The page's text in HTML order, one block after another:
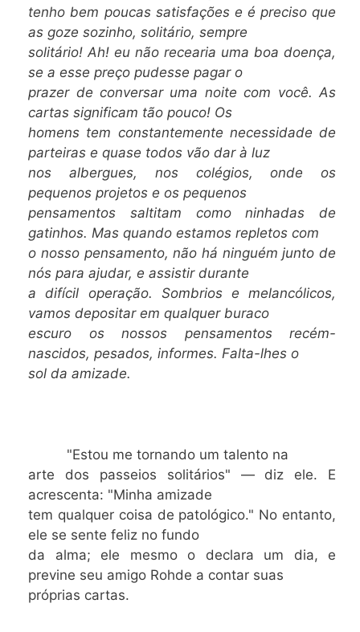
tenho bem poucas satisfações e é preciso que
as goze sozinho, solitário, sempre
solitário! Ah! eu não recearia uma boa doença,
se a esse preço pudesse pagar o
prazer de conversar uma noite com você. As
cartas significam tão pouco! Os
homens tem constantemente necessidade de
parteiras e quase todos vão dar à luz
nos albergues, nos colégios, onde os
pequenos projetos e os pequenos
pensamentos saltitam como ninhadas de
gatinhos. Mas quando estamos repletos com
o nosso pensamento, não há ninguém junto de
nós para ajudar, e assistir durante
a difícil operação. Sombrios e melancólicos,
vamos depositar em qualquer buraco
escuro os nossos pensamentos recém-
nascidos, pesados, informes. Falta-lhes o
sol da amizade.
"Estou me tornando um talento na
arte dos passeios solitários" — diz ele. E
acrescenta: "Minha amizade
tem qualquer coisa de patológico." No entanto,
ele se sente feliz no fundo
da alma; ele mesmo o declara um dia, e
previne seu amigo Rohde a contar suas
próprias cartas.